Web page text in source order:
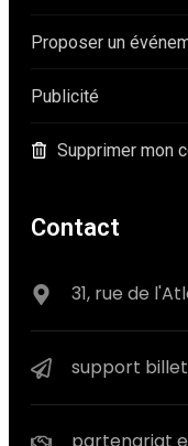
Proposer un
Publicité
Supprimer mon
Contact
31, rue de
support